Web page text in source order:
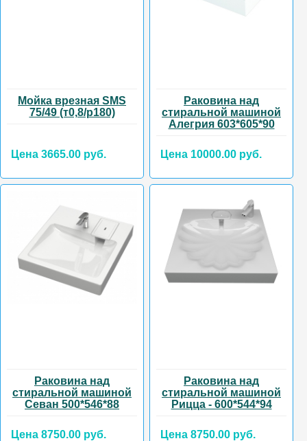
Мойка врезная SMS
75/49 (т0,8/р180)
Цена 3665.00 руб.
Раковина над
стиральной машиной
Алегрия 603*605*90
Цена 10000.00 руб.
Раковина над
стиральной машиной
Севан 500*546*88
Цена 8750.00 руб.
Раковина над
стиральной машиной
Рицца - 600*544*94
Цена 8750.00 руб.